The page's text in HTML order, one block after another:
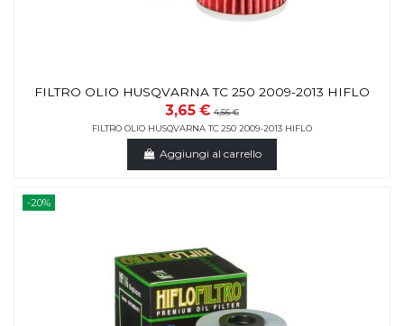
FILTRO OLIO HUSQVARNA TC 250 2009-2013 HIFLO
3,65 € 4,56 €
FILTRO OLIO HUSQVARNA TC 250 2009-2013 HIFLO
Aggiungi al carrello
-20%